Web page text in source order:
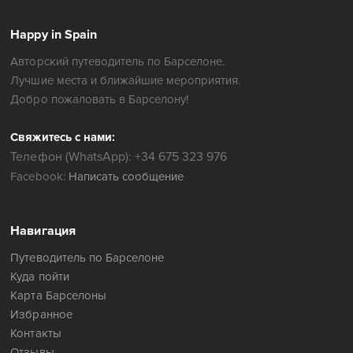
Happy in Spain
Авторский путеводитель по Барселоне.
Лучшие места и ближайшие мероприятия.
Добро пожаловать в Барселону!
Свяжитесь с нами:
Телефон (WhatsApp): +34 675 323 976
Facebook: Написать сообщение
Навигация
Путеводитель по Барселоне
Куда пойти
Карта Барселоны
Избранное
Контакты